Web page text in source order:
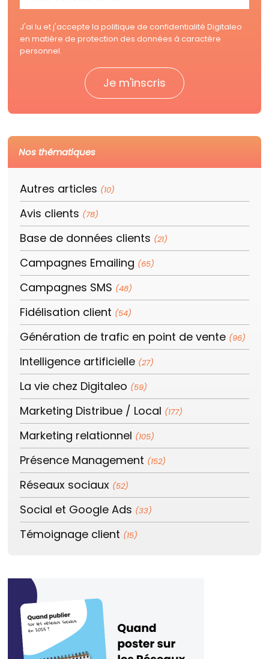
J'ai lu et j'accepte lapolitique de confidentialité Digitaleo
en matière de protection des données à caractère
personnel.
Nos thématiques
Autres articles (10)
Avis clients (78)
Base de données clients (21)
Campagnes Emailing (65)
Campagnes SMS (48)
Fidélisation client (54)
Génération de trafic en point de vente (96)
Intelligence artificielle (27)
La vie chez Digitaleo (59)
Marketing Distribue / Local (177)
Marketing relationnel (105)
Présence Management (152)
Réseaux sociaux (52)
Social et Google Ads (33)
Témoignage client (15)